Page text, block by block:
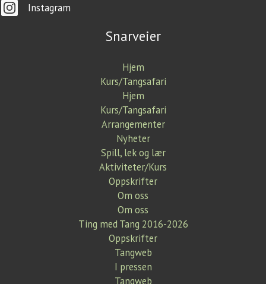
Instagram
Snarveier
Hjem
Kurs/Tangsafari
Hjem
Kurs/Tangsafari
Arrangementer
Nyheter
Spill, lek og lær
Aktiviteter/Kurs
Oppskrifter
Om oss
Om oss
Ting med Tang 2016-2026
Oppskrifter
Tangweb
I pressen
Tangweb